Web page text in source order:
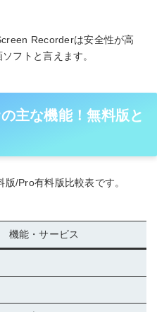
Recorderは安全性が高
フトと言えます。
主な機能！無料版と
/Pro有料版比較表です。
機能・サービス